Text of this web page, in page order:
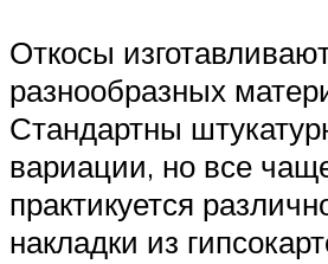
Откосы
разнообразных
Стандартны
вариации, но все
практикуется
накладки из